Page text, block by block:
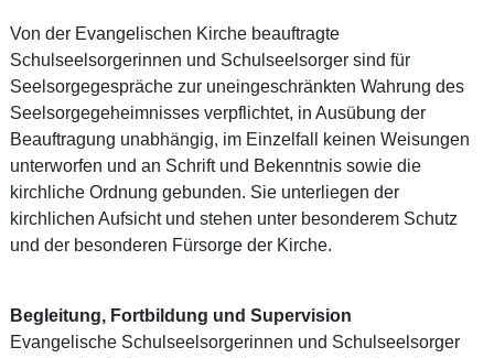
Von der Evangelischen Kirche beauftragte
Schulseelsorgerinnen und Schulseelsorger sind für
Seelsorgegespräche zur uneingeschränkten Wahrung des
Seelsorgegeheimnisses verpflichtet, in Ausübung der
Beauftragung unabhängig, im Einzelfall keinen Weisungen
unterworfen und an Schrift und Bekenntnis sowie die
kirchliche Ordnung gebunden. Sie unterliegen der
kirchlichen Aufsicht und stehen unter besonderem Schutz
und der besonderen Fürsorge der Kirche.
Begleitung, Fortbildung und Supervision
Evangelische Schulseelsorgerinnen und Schulseelsorger